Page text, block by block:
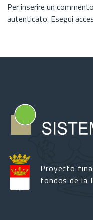
Per inserire un
autenticato. Esegui
Proyecto
fondos de la